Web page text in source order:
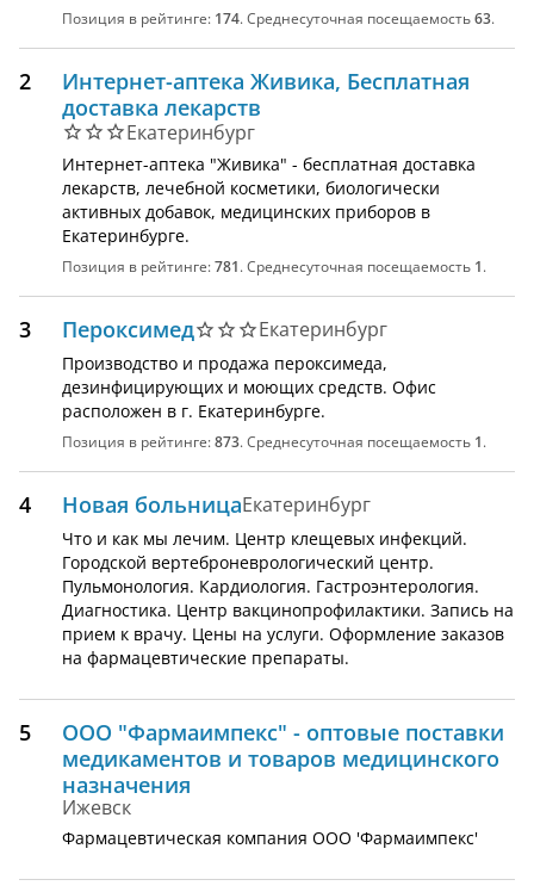
Позиция в рейтинге: 174. Среднесуточная посещаемость63.
2
Интернет-аптека Живика, Бесплатная
доставка лекарств
Екатеринбург
Интернет-аптека "Живика" - бесплатная доставка
лекарств, лечебной косметики, биологически
активных добавок, медицинских приборов в
Екатеринбурге.
Позиция в рейтинге:781. Среднесуточная посещаемость 1.
3 Пероксимед Екатеринбург
Производство и продажа пероксимеда,
дезинфицирующих и моющих средств. Офис
расположен в г. Екатеринбурге.
Позиция в рейтинге:873. Среднесуточная посещаемость 1.
4 Новая больницаЕкатеринбург
Что и как мы лечим. Центр клещевых инфекций.
Городской вертеброневрологический центр.
Пульмонология. Кардиология. Гастроэнтерология.
Диагностика. Центр вакцинопрофилактики. Запись на
прием к врачу. Цены на услуги. Оформление заказов
на фармацевтические препараты.
5
ООО "Фармаимпекс" - оптовые поставки
медикаментов и товаров медицинского
назначения
Ижевск
Фармацевтическая компания ООО 'Фармаимпекс'